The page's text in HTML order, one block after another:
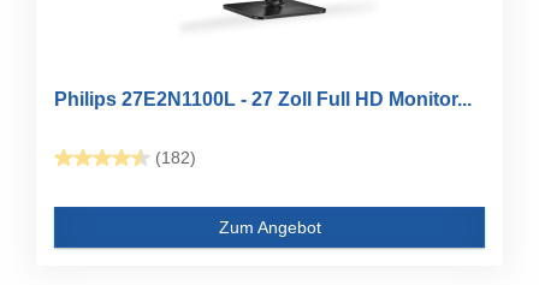
Philips 27E2N1100L - 27 Zoll Full HD Monitor...
(182)
Zum Angebot